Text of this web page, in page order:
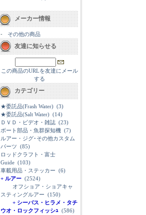
メーカー情報
- その他の商品
友達に知らせる
この商品のURLを友達にメール
する
カテゴリー
★委託品(Frash Water) (3)
★委託品(Salt Water) (14)
ＤＶＤ・ビデオ・雑誌 (23)
ボート部品・魚群探知機 (7)
ルアー・ジグ･その他カスタム
パーツ (85)
ロッドクラフト・富士
Guide (103)
車載用品・ステッカー (6)
+ ルアー (2524)
オフショア・ショアキャ
スティングルアー (150)
+ シーバス・ヒラメ・タチ
ウオ・ロックフィッシｭ (586)